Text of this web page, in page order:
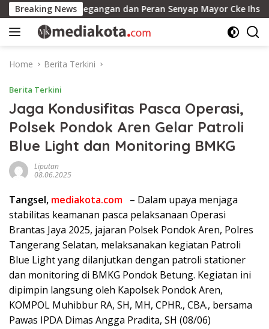
Skip
to
content
Breaking News
Ketegangan dan Peran Senyap Mayor Cke Ihsan Redam
Home Berita Terkini
Berita Terkini
Jaga Kondusifitas Pasca Operasi,
Polsek Pondok Aren Gelar Patroli
Blue Light dan Monitoring BMKG
Liputan
08.06.2025
Tangsel, mediakota.com – Dalam upaya menjaga
stabilitas keamanan pasca pelaksanaan Operasi
Brantas Jaya 2025, jajaran Polsek Pondok Aren, Polres
Tangerang Selatan, melaksanakan kegiatan Patroli
Blue Light yang dilanjutkan dengan patroli stationer
dan monitoring di BMKG Pondok Betung. Kegiatan ini
dipimpin langsung oleh Kapolsek Pondok Aren,
KOMPOL Muhibbur RA, SH, MH, CPHR., CBA., bersama
Pawas IPDA Dimas Angga Pradita, SH (08/06)